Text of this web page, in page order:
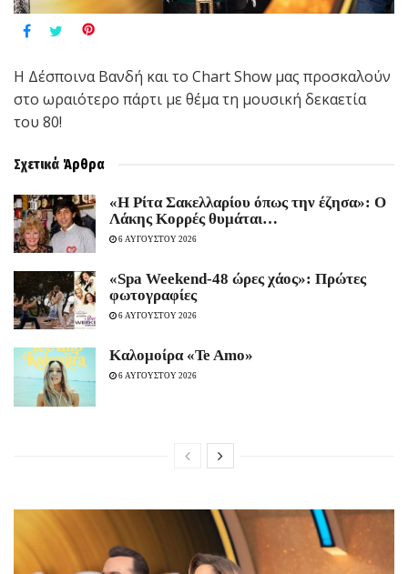
Η Δέσποινα Βανδή και το Chart Show μας προσκαλούν
στο ωραιότερο πάρτι με θέμα τη μουσική δεκαετία
του 80!
Σχετικά Άρθρα
«Η Ρίτα Σακελλαρίου όπως την έζησα»: Ο
Λάκης Κορρές θυμάται…
6 ΑΥΓΟΥΣΤΟΥ 2026
«Spa Weekend-48 ώρες χάος»: Πρώτες
φωτογραφίες
6 ΑΥΓΟΥΣΤΟΥ 2026
Καλομοίρα «Te Amo»
6 ΑΥΓΟΥΣΤΟΥ 2026